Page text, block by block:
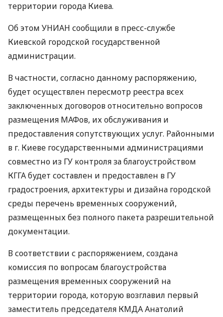
территории города Киева.
Об этом УНИАН сообщили в пресс-службе
Киевской городской государственной
администрации.
В частности, согласно данному распоряжению,
будет осуществлен пересмотр реестра всех
заключенных договоров относительно вопросов
размещения МАФов, их обслуживания и
предоставления сопутствующих услуг. Районными
в г. Киеве государственными администрациями
совместно из ГУ контроля за благоустройством
КГГА будет составлен и предоставлен в ГУ
градостроения, архитектуры и дизайна городской
среды перечень временных сооружений,
размещенных без полного пакета разрешительной
документации.
В соответствии с распоряжением, создана
комиссия по вопросам благоустройства
размещения временных сооружений на
территории города, которую возглавил первый
заместитель председателя КМДА Анатолий